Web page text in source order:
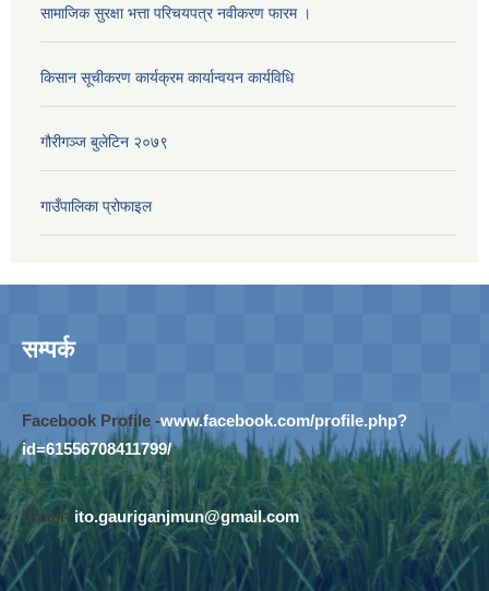
सामाजिक सुरक्षा भत्ता परिचयपत्र नवीकरण फारम ।
किसान सूचीकरण कार्यक्रम कार्यान्वयन कार्यविधि
गौरीगञ्‍ज बुलेटिन २०७९
गाउँपालिका प्रोफाइल
सम्पर्क
Facebook Profile -www.facebook.com/profile.php?
id=61556708411799/
Email- ito.gauriganjmun@gmail.com